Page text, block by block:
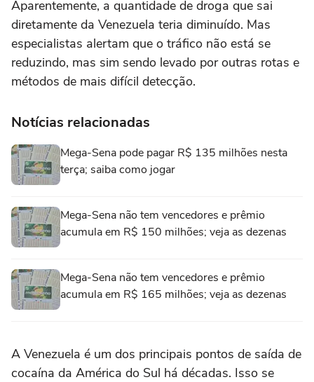
Aparentemente, a quantidade de droga que sai
diretamente da Venezuela teria diminuído. Mas
especialistas alertam que o tráfico não está se
reduzindo, mas sim sendo levado por outras rotas e
métodos de mais difícil detecção.
Notícias relacionadas
Mega-Sena pode pagar R$ 135 milhões nesta
terça; saiba como jogar
Mega-Sena não tem vencedores e prêmio
acumula em R$ 150 milhões; veja as dezenas
Mega-Sena não tem vencedores e prêmio
acumula em R$ 165 milhões; veja as dezenas
A Venezuela é um dos principais pontos de saída de
cocaína da América do Sul há décadas. Isso se